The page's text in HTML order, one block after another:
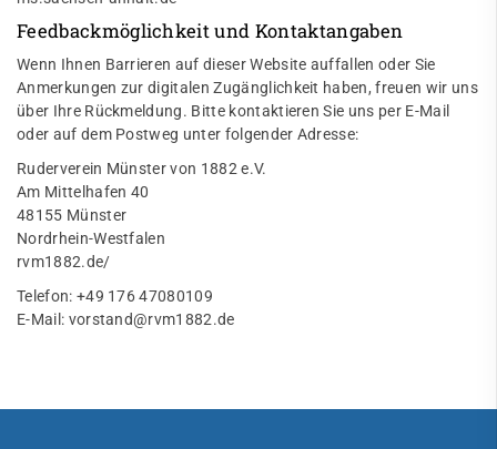
Feedbackmöglichkeit und Kontaktangaben
Wenn Ihnen Barrieren auf dieser Website auffallen oder Sie
Anmerkungen zur digitalen Zugänglichkeit haben, freuen wir uns
über Ihre Rückmeldung. Bitte kontaktieren Sie uns per E-Mail
oder auf dem Postweg unter folgender Adresse:
Ruderverein Münster von 1882 e.V.
Am Mittelhafen 40
48155 Münster
Nordrhein-Westfalen
rvm1882.de/
Telefon: +49 176 47080109
E-Mail: vorstand@rvm1882.de